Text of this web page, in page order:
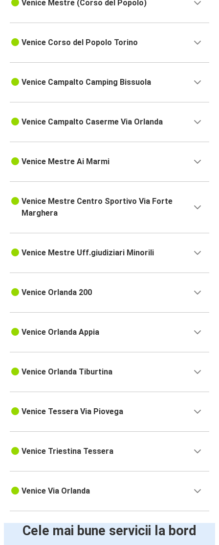
Venice Mestre (Corso del Popolo)
Venice Corso del Popolo Torino
Venice Campalto Camping Bissuola
Venice Campalto Caserme Via Orlanda
Venice Mestre Ai Marmi
Venice Mestre Centro Sportivo Via Forte
Marghera
Venice Mestre Uff.giudiziari Minorili
Venice Orlanda 200
Venice Orlanda Appia
Venice Orlanda Tiburtina
Venice Tessera Via Piovega
Venice Triestina Tessera
Venice Via Orlanda
Cele mai bune servicii la bord